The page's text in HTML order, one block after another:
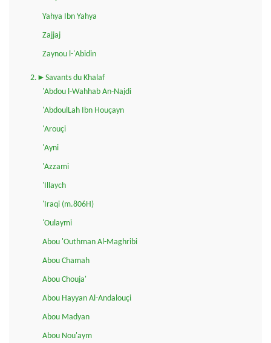
Yahya Ibn Yahya
Zajjaj
Zaynou l-'Abidin
2.►Savants du Khalaf
'Abdou l-Wahhab An-Najdi
'AbdoulLah Ibn Houçayn
'Arouçi
'Ayni
'Azzami
'Illaych
'Iraqi (m.806H)
'Oulaymi
Abou 'Outhman Al-Maghribi
Abou Chamah
Abou Chouja'
Abou Hayyan Al-Andalouçi
Abou Madyan
Abou Nou'aym